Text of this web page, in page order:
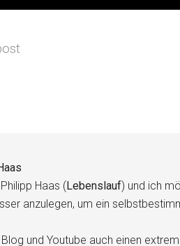
Haas (Lebenslauf) und ich
anzulegen, um ein
und Youtube auch einen